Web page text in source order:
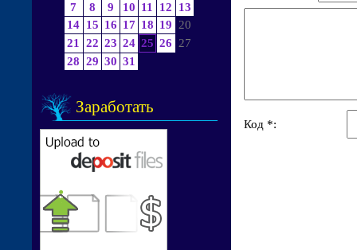
7
8 9 10 11 12
13
14 15 16 17 18 19
20
21
22 23 24 25 26
27
28 29 30 31
Заработать
Код *: